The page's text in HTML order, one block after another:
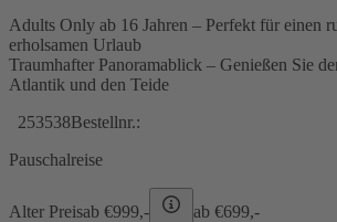
Adults Only ab 16 Jahren – Perfekt für einen
erholsamen Urlaub
Traumhafter Panoramablick – Genießen Sie
Atlantik und den Teide
253538Bestellnr.:
Pauschalreise
Alter Preisab €999,- ab €699,-